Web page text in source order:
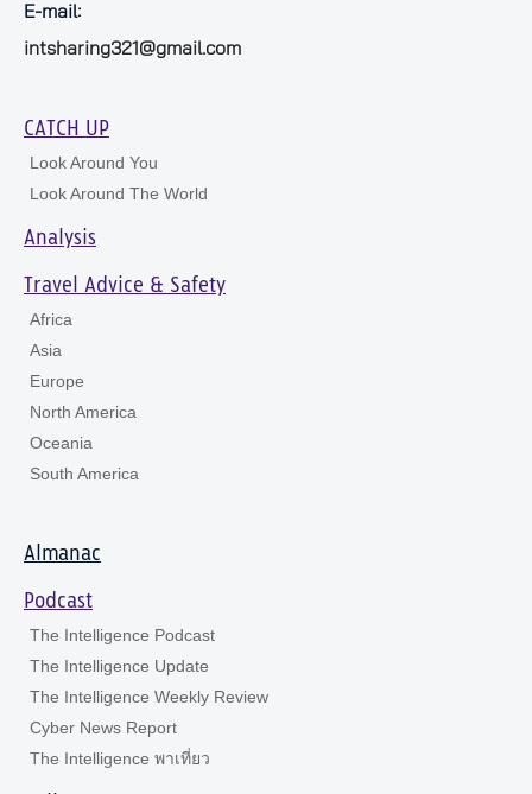
E-mail:
intsharing321@gmail.com
CATCH UP
Look Around You
Look Around The World
Analysis
Travel Advice & Safety
Africa
Asia
Europe
North America
Oceania
South America
Almanac
Podcast
The Intelligence Podcast
The Intelligence Update
The Intelligence Weekly Review
Cyber News Report
The Intelligence พาเที่ยว